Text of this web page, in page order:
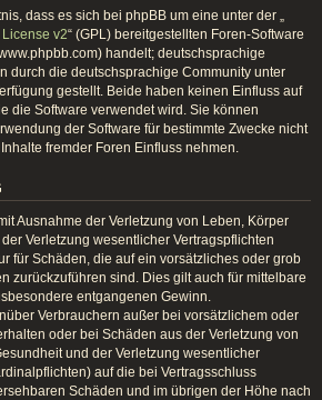
dass es sich bei phpBB um eine unter der „
v2“ (GPL) bereitgestellten Foren-Software
handelt; deutschsprachige
durch die deutschsprachige Community unter
gestellt. Beide haben keinen Einfluss auf
die Software verwendet wird. Sie können
der Software für bestimmte Zwecke nicht
fremder Foren Einfluss nehmen.
Ausnahme der Verletzung von Leben, Körper
Verletzung wesentlicher Vertragspflichten
für Schäden, die auf ein vorsätzliches oder grob
zurückzuführen sind. Dies gilt auch für mittelbare
entgangenen Gewinn.
Verbrauchern außer bei vorsätzlichem oder
oder bei Schäden aus der Verletzung von
und der Verletzung wesentlicher
auf die bei Vertragsschluss
Schäden und im übrigen der Höhe nach